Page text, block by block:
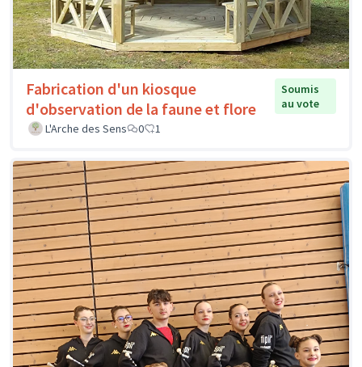
Fabrication d'un kiosque
d'observation de la faune et flore
Soumis
au vote
L'Arche des Sens
0 1